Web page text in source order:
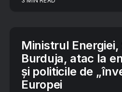
Ministrul Energiei,
Burduja, atac la
și politicile de
Europei